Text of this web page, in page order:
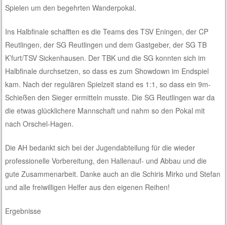
Spielen um den begehrten Wanderpokal.
Ins Halbfinale schafften es die Teams des TSV Eningen, der CP
Reutlingen, der SG Reutlingen und dem Gastgeber, der SG TB
K’furt/TSV Sickenhausen. Der TBK und die SG konnten sich im
Halbfinale durchsetzen, so dass es zum Showdown im Endspiel
kam. Nach der regulären Spielzeit stand es 1:1, so dass ein 9m-
Schießen den Sieger ermitteln musste. Die SG Reutlingen war da
die etwas glücklichere Mannschaft und nahm so den Pokal mit
nach Orschel-Hagen.
Die AH bedankt sich bei der Jugendabteilung für die wieder
professionelle Vorbereitung, den Hallenauf- und Abbau und die
gute Zusammenarbeit. Danke auch an die Schiris Mirko und Stefan
und alle freiwilligen Helfer aus den eigenen Reihen!
Ergebnisse